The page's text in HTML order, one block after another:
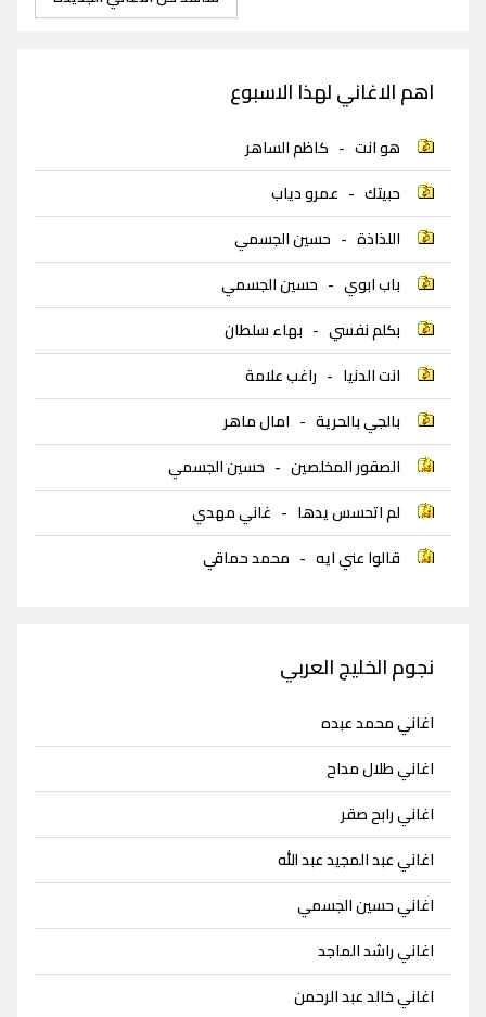
اهم الاغاني لهذا الاسبوع
هو انت - كاظم الساهر
حبيتك - عمرو دياب
اللذاذة - حسين الجسمي
باب ابوي - حسين الجسمي
بكلم نفسي - بهاء سلطان
انت الدنيا - راغب علامة
بالجي بالحرية - امال ماهر
الصقور المخلصين - حسين الجسمي
لم اتحسس يدها - غاني مهدي
قالوا عني ايه - محمد حماقي
نجوم الخليج العربي
اغاني محمد عبده
اغاني طلال مداح
اغاني رابح صقر
اغاني عبد المجيد عبد الله
اغاني حسين الجسمي
اغاني راشد الماجد
اغاني خالد عبد الرحمن